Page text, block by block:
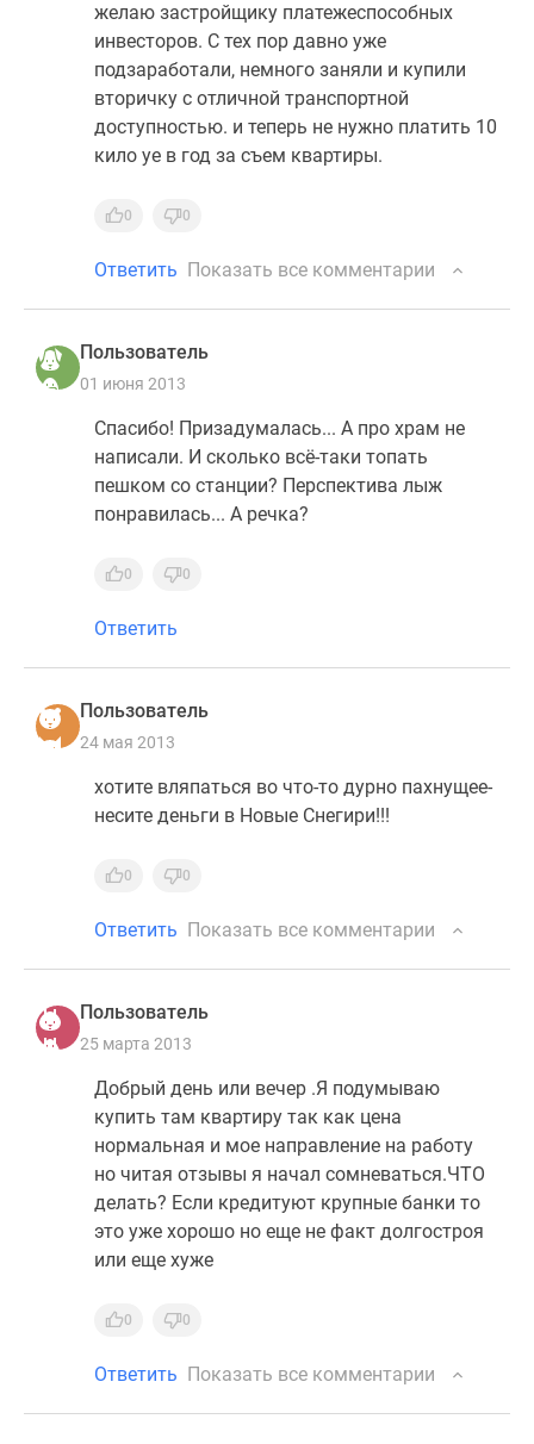
желаю застройщику платежеспособных
инвесторов. С тех пор давно уже
подзаработали, немного заняли и купили
вторичку с отличной транспортной
доступностью. и теперь не нужно платить 10
кило уе в год за съем квартиры.
0 0
Ответить Показать все комментарии
Пользователь
01 июня 2013
Спасибо! Призадумалась... А про храм не
написали. И сколько всё-таки топать
пешком со станции? Перспектива лыж
понравилась... А речка?
0 0
Ответить
Пользователь
24 мая 2013
хотите вляпаться во что-то дурно пахнущее-
несите деньги в Новые Снегири!!!
0 0
Ответить Показать все комментарии
Пользователь
25 марта 2013
Добрый день или вечер .Я подумываю
купить там квартиру так как цена
нормальная и мое направление на работу
но читая отзывы я начал сомневаться.ЧТО
делать? Если кредитуют крупные банки то
это уже хорошо но еще не факт долгостроя
или еще хуже
0 0
Ответить Показать все комментарии